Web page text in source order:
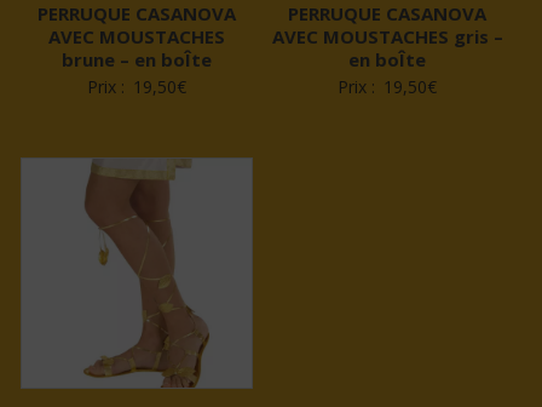
PERRUQUE CASANOVA
AVEC MOUSTACHES
brune – en boÎte
Prix : 19,50€
PERRUQUE CASANOVA
AVEC MOUSTACHES gris –
en boÎte
Prix : 19,50€